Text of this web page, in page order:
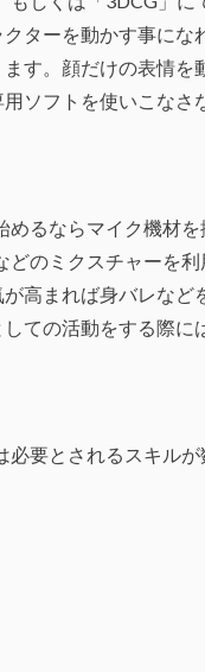
ターを動かす事にな
す。顔だけの表情を
ソフトを使いこなさ
るならマイク機材
のミクスチャーを
高まれば身バレなど
ての活動をする際に
要とされるスキルが